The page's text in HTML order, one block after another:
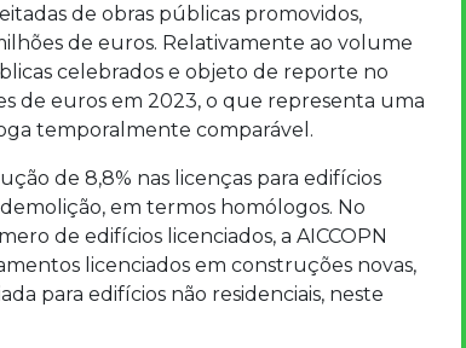
de obras públicas promovidos,
de euros. Relativamente ao volume
celebrados e objeto de reporte no
de euros em 2023, o que representa uma
temporalmente comparável.
de 8,8% nas licenças para edifícios
em termos homólogos. No
de edifícios licenciados, a AICCOPN
licenciados em construções novas,
para edifícios não residenciais, neste